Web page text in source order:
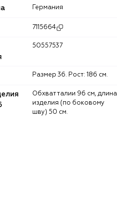
Германия
7115664
50557537
Размер 36. Рост: 186 см.
Обхват талии 96 см, длина
изделия (по боковому
шву) 50 см.